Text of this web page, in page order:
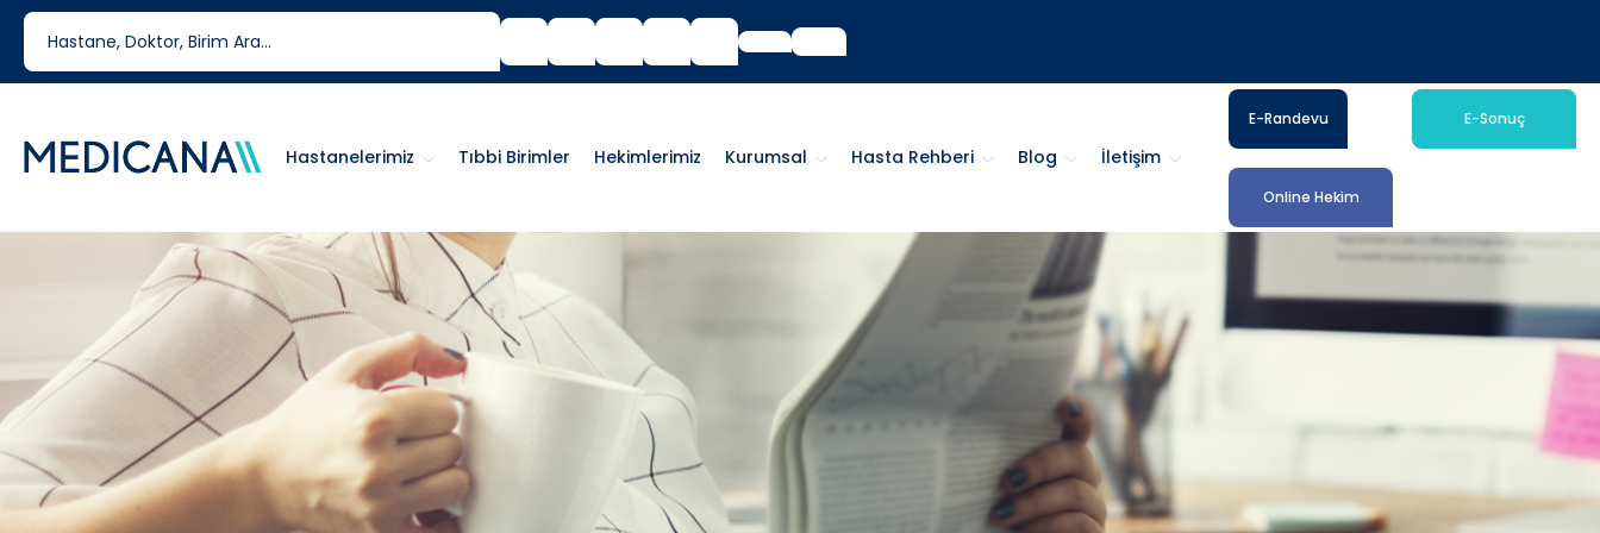
444 6 334
Tıbbi Birimler Hekimlerimiz Kurumsal Hasta Rehberi Blog İletişim
Hastanelerimiz
E-Randevu E-Sonuç
Online Hekim